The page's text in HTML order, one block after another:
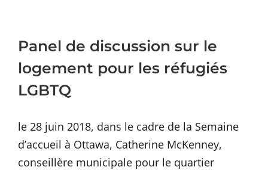
Panel de discussion sur le
logement pour les réfugiés
LGBTQ
le 28 juin 2018, dans le cadre de la Semaine
d’accueil à Ottawa, Catherine McKenney,
conseillère municipale pour le quartier